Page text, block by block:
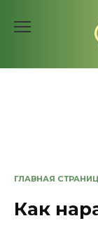
ГЛАВНАЯ
Как